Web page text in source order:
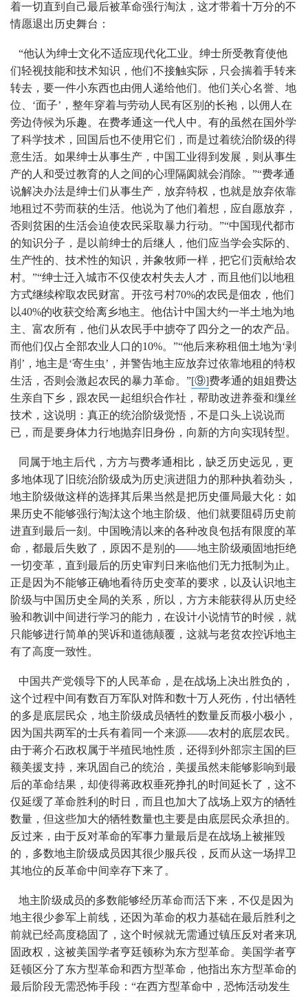
着一切直到自己最后被革命强行淘汰，这才带着十万分的不
情愿退出历史舞台：
“他认为绅士文化不适应现代化工业。绅士所受教育使他
们轻视技能和技术知识，他们不接触实际，只会揣着手转来
转去，要一件小东西也由佣人递给他们。他们关心名誉、地
位、‘面子’，整年穿着与劳动人民有区别的长袍，以佣人在
旁边侍候为乐趣。在费孝通这一代人中。有的虽然在国外学
了科学技术，回国后也不使用它们，而是过着统治阶级的得
意生活。如果绅士从事生产，中国工业得到发展，则从事生
产的人和受过教育的人之间的心理隔阂就会消除。”“费孝通
说解决办法是绅士们从事生产，放弃特权，也就是放弃依靠
地租过不劳而获的生活。他说为了他们着想，应自愿放弃，
否则贫困的生活会迫使农民采取暴力行动。”“中国现代都市
的知识分子，是以前绅士的后继人，他们应当学会实际的、
生产性的、技术性的知识，并象牧师一样，把它们贡献给农
村。”“绅士迁入城市不仅使农村失去人才，而且他们以地租
方式继续榨取农民财富。开弦弓村70%的农民是佃农，他们
以40%的收获交给离乡地主。他估计中国大约一半土地为地
主、富农所有，他们从农民手中掳夺了四分之一的农产品。
而他们仅占全部农业人口的10%。”“他后来称租佃土地为‘剥
削’，地主是‘寄生虫’，并警告地主应放弃过依靠地租的特权
生活，否则会激起农民的暴力革命。”[⑨]费孝通的姐姐费达
生亲自下乡，跟农民一起组织合作社，帮助改进养蚕和缫丝
技术，这说明：真正的统治阶级觉悟，不是口头上说说而
已，而是要身体力行地抛弃旧身份，向新的方向实现转型。
同属于地主后代，方方与费孝通相比，缺乏历史远见，更
多地体现了旧统治阶级成为历史演进阻力的那种执着劲头，
地主阶级做这样的选择其后果当然是把历史僵局最大化：如
果历史不能够强行淘汰这个地主阶级、他们就要阻碍历史前
进直到最后一刻。中国晚清以来的各种改良包括有限度的革
命，都最后失败了，原因不是别的——地主阶级顽固地拒绝
一切变革，直到最后的历史审判日来临他们无力抵制为止。
正是因为不能够正确地看待历史变革的要求，以及认识地主
阶级与中国历史全局的关系，所以，方方未能获得从历史经
验和教训中间进行学习的能力，在设计小说情节的时候，就
只能够进行简单的哭诉和道德颠覆，这就与老贫农控诉地主
有了高度一致性。
中国共产党领导下的人民革命，是在战场上决出胜负的，
这个过程中间有数百万军队对阵和数十万人死伤，付出牺牲
的多是底层民众，地主阶级成员牺牲的数量反而极小极小，
因为国共两军的士兵有着同一个来源——农村的底层农民。
由于蒋介石政权属于半殖民地性质，还得到外部宗主国的巨
额美援支持，来巩固自己的统治，美援虽然未能够影响到最
后的革命结果，却使得蒋政权垂死挣扎的时间延长了，这不
仅延缓了革命胜利的时日，而且也加大了战场上双方的牺牲
数量，但这些加大的牺牲数量也主要是由底层民众承担的。
反过来，由于反对革命的军事力量最后是在战场上被摧毁
的，多数地主阶级成员因其很少服兵役，反而从这一场捍卫
其地位的反革命中间幸存下来了。
地主阶级成员的多数能够经历革命而活下来，不仅是因为
地主很少参军上前线，还因为革命的权力基础在最后胜利之
前就已经高度稳固了，这个时候就无需通过镇压反对者来巩
固政权，这被美国学者亨廷顿称为东方型革命。美国学者亨
廷顿区分了东方型革命和西方型革命，他指出东方型革命的
最后阶段无需恐怖手段：“在西方型革命中，恐怖活动发生